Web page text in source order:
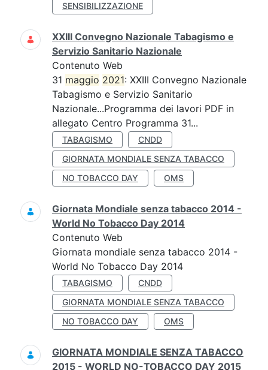
SENSIBILIZZAZIONE
XXIII Convegno Nazionale Tabagismo e
Servizio Sanitario Nazionale
Contenuto Web
31 maggio 2021: XXIII Convegno Nazionale
Tabagismo e Servizio Sanitario
Nazionale...Programma dei lavori PDF in
allegato Centro Programma 31...
TABAGISMO
CNDD
GIORNATA MONDIALE SENZA TABACCO
NO TOBACCO DAY
OMS
Giornata Mondiale senza tabacco 2014 -
World No Tobacco Day 2014
Contenuto Web
Giornata mondiale senza tabacco 2014 -
World No Tobacco Day 2014
TABAGISMO
CNDD
GIORNATA MONDIALE SENZA TABACCO
NO TOBACCO DAY
OMS
GIORNATA MONDIALE SENZA TABACCO
2015 - WORLD NO-TOBACCO DAY 2015